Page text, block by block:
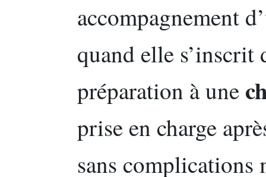
accompagnement
quand elle s’inscrit
préparation à une
prise en charge
sans